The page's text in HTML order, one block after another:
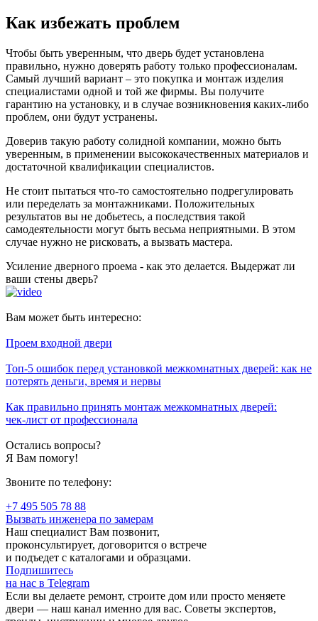
Как избежать проблем
Чтобы быть уверенным, что дверь будет установлена
правильно, нужно доверять работу только профессионалам.
Самый лучший вариант – это покупка и монтаж изделия
специалистами одной и той же фирмы. Вы получите
гарантию на установку, и в случае возникновения каких-либо
проблем, они будут устранены.
Доверив такую работу солидной компании, можно быть
уверенным, в применении высококачественных материалов и
достаточной квалификации специалистов.
Не стоит пытаться что-то самостоятельно подрегулировать
или переделать за монтажниками. Положительных
результатов вы не добьетесь, а последствия такой
самодеятельности могут быть весьма неприятными. В этом
случае нужно не рисковать, а вызвать мастера.
Усиление дверного проема - как это делается. Выдержат ли
ваши стены дверь?
Вам может быть интересно:
Проем входной двери
Топ-5 ошибок перед установкой межкомнатных дверей: как не
потерять деньги, время и нервы
Как правильно принять монтаж межкомнатных дверей:
чек‑лист от профессионала
Остались вопросы?
Я Вам помогу!
Звоните по телефону:
+7 495 505 78 88
Вызвать инженера по замерам
Наш специалист Вам позвонит,
проконсультирует, договорится о встрече
и подъедет с каталогами и образцами.
Подпишитесь
на нас в Telegram
Если вы делаете ремонт, строите дом или просто меняете
двери — наш канал именно для вас. Советы экспертов,